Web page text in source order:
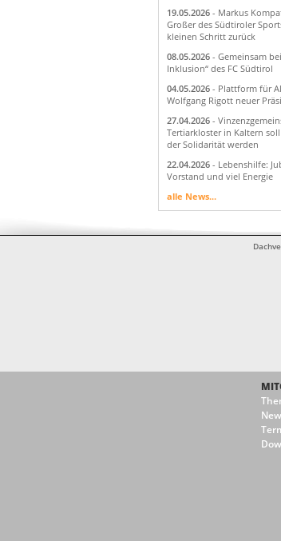
19.05.2026 - Markus
Großer des Südtiroler
kleinen Schritt zurück
08.05.2026 - Gemeinsam
Inklusion“ des FC Südtirol
04.05.2026 - Plattform für
Wolfgang Rigott neuer
27.04.2026 -
Tertiarkloster in Kaltern
der Solidarität werden
22.04.2026 - Lebenshilfe:
Vorstand und viel Energie
alle News...